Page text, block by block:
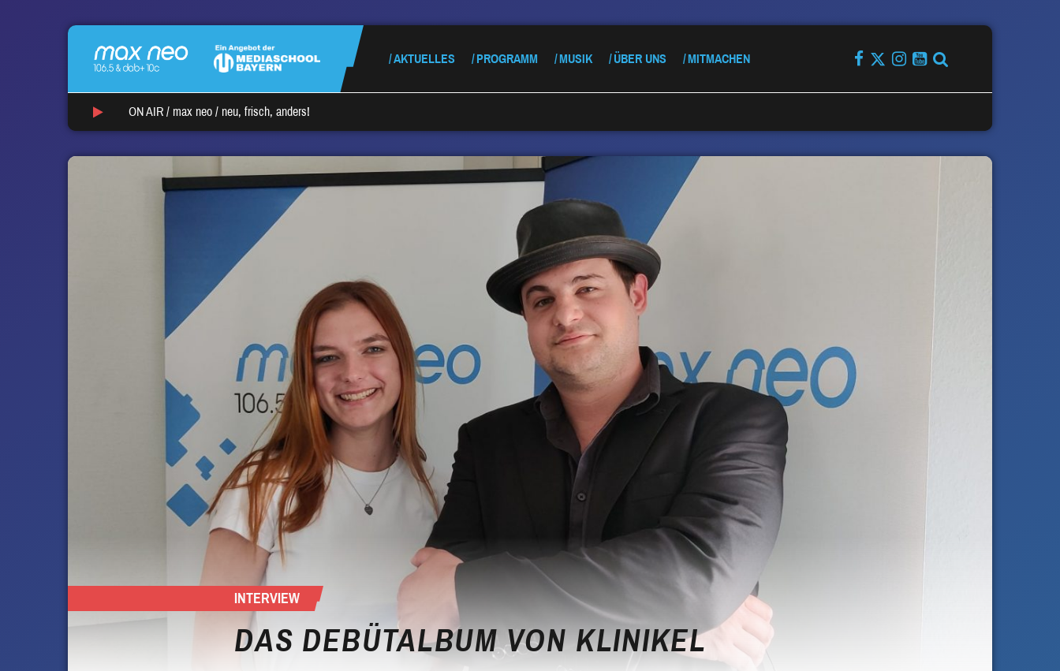
AKTUELLES PROGRAMM MUSIK ÜBER UNS MITMACHEN
ON AIR / max neo / neu, frisch, anders!
INTERVIEW
DAS DEBÜTALBUM VON KLINIKEL